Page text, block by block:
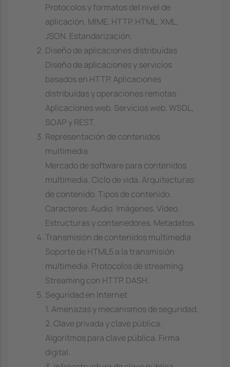
Protocolos y formatos del nivel de
aplicación. MIME. HTTP. HTML. XML,
JSON. Estandarización.
Diseño de aplicaciones distribuidas
Diseño de aplicaciones y servicios
basados en HTTP. Aplicaciones
distribuidas y operaciones remotas.
Aplicaciones web. Servicios web. WSDL,
SOAP y REST.
Representación de contenidos
multimedia
Mercado de software para contenidos
multimedia. Ciclo de vida. Arquitecturas
de contenido. Tipos de contenido.
Caracteres. Audio. Imágenes. Vídeo.
Estructuras y contenedores. Metadatos.
Transmisión de contenidos multimedia
Soporte de HTML5 a la transmisión
multimedia. Protocolos de streaming.
Streaming con HTTP. DASH.
Seguridad en Internet
1. Amenazas y mecanismos de seguridad.
2. Clave privada y clave pública.
Algoritmos para clave pública. Firma
digital.